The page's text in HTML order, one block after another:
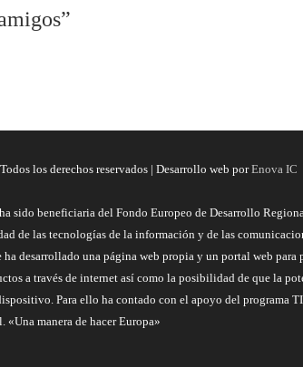
los derechos reservados | Desarrollo web porEnova IC
sido beneficiaria del Fondo Europeo de Desarrollo
de las tecnologías de la información y de las
ha desarrollado una página web propia y un portal web para
a través de internet así como la posibilidad de que la
Para ello ha contado con el apoyo del programa
«Una manera de hacer Europa»